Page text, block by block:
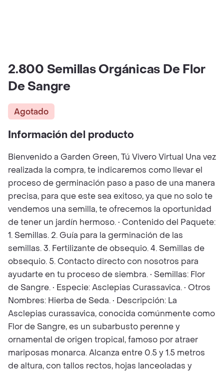
2.800 Semillas Orgánicas De Flor
De Sangre
Agotado
Información del producto
Bienvenido a Garden Green, Tú Vivero Virtual Una vez
realizada la compra, te indicaremos como llevar el
proceso de germinación paso a paso de una manera
precisa, para que este sea exitoso, ya que no solo te
vendemos una semilla, te ofrecemos la oportunidad
de tener un jardín hermoso. • Contenido del Paquete:
1. Semillas. 2. Guía para la germinación de las
semillas. 3. Fertilizante de obsequio. 4. Semillas de
obsequio. 5. Contacto directo con nosotros para
ayudarte en tu proceso de siembra. • Semillas: Flor
de Sangre. • Especie: Asclepias Curassavica. • Otros
Nombres: Hierba de Seda. • Descripción: La
Asclepias curassavica, conocida comúnmente como
Flor de Sangre, es un subarbusto perenne y
ornamental de origen tropical, famoso por atraer
mariposas monarca. Alcanza entre 0.5 y 1.5 metros
de altura, con tallos rectos, hojas lanceoladas y